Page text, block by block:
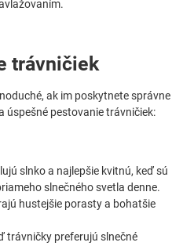
trávničiek
ak im poskytnete správne
úspešné pestovanie trávničiek:
slnko a najlepšie kvitnú, keď sú
slnečného svetla denne.
hustejšie porasty a bohatšie
trávničky preferujú slnečné